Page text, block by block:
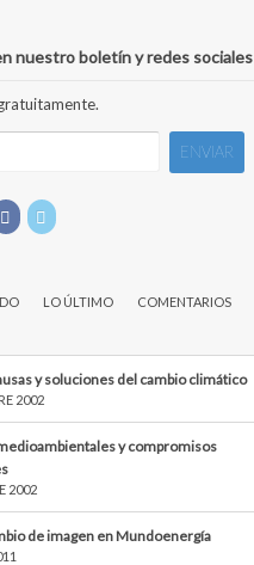
nuestro boletín y redes sociales
LO ÚLTIMO COMENTARIOS
y soluciones del cambio climático
2002
y compromisos
2002
de imagen en Mundoenergía